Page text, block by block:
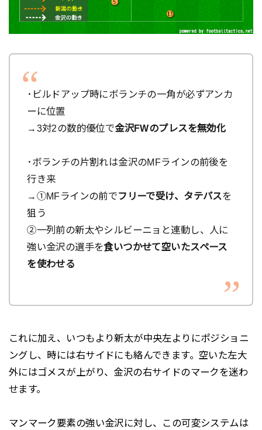
･ビルドアップ時にボランチの一角が必ずアンカ
ーに位置
→3対2の数的優位で金沢FWのプレスを無効化
･ボランチの片割れは金沢のMFラインの前後を
行き来
→①MFラインの前でフリーで受け、タテパスを
狙う
②一列前の新太やシルビーニョと連動し、人に
強い金沢の選手を食いつかせて空いたスペース
を使わせる
これに加え、いつもより新太が中央左よりにポジショニ
ングし、時には右サイドにも絡んできます。空いた左大
外にはゴメスが上がり、金沢の右サイドのマークを迷わ
せます。
マンマーク要素の強い金沢に対し、この可変システムは